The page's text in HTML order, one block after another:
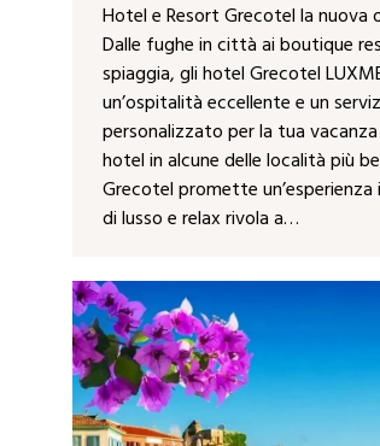
Hotel e Resort Grecotel la nuova
Dalle fughe in città ai boutique
spiaggia, gli hotel Grecotel
un’ospitalità eccellente e un
personalizzato per la tua
hotel in alcune delle località più
Grecotel promette un’esperienza
di lusso e relax rivola a…